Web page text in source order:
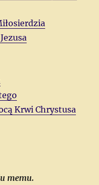
Krwi Chrystusa
memu.